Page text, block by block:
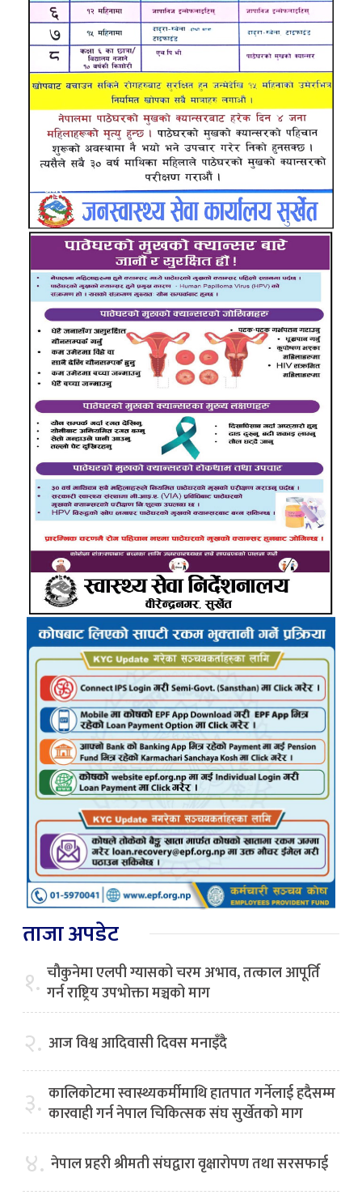
ताजा अपडेट
१. चौकुनेमा एलपी ग्यासको चरम अभाव, तत्काल आपूर्ति
गर्न राष्ट्रिय उपभोक्ता मञ्चको माग
२. आज विश्व आदिवासी दिवस मनाइँदै
३. कालिकोटमा स्वास्थ्यकर्मीमाथि हातपात गर्नेलाई हदैसम्म
कारवाही गर्न नेपाल चिकित्सक संघ सुर्खेतको माग
४. नेपाल प्रहरी श्रीमती संघद्वारा वृक्षारोपण तथा सरसफाई